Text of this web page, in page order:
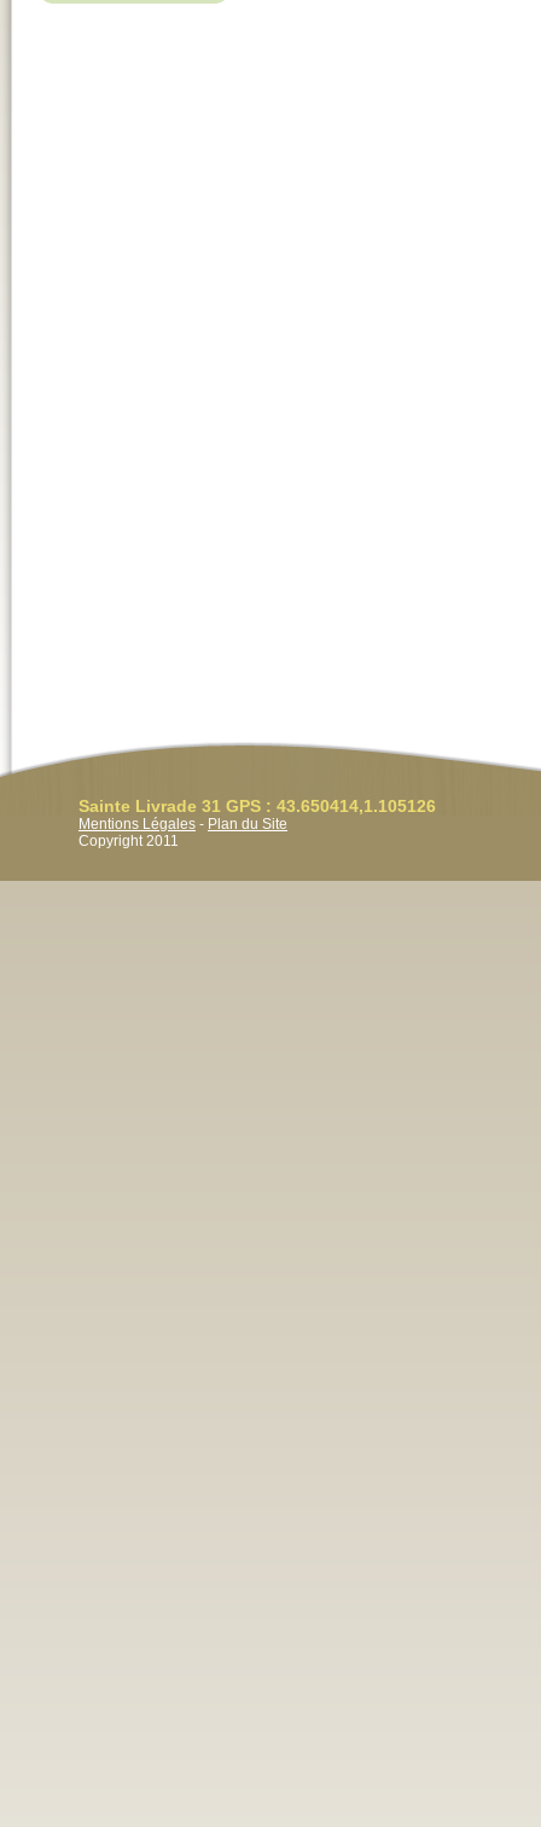
Sainte Livrade 31 GPS : 43.650414,1.105126
Mentions Légales - Plan du Site
Copyright 2011